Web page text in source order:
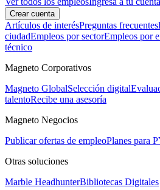
Crear cuenta
Artículos de interésPreguntas frecuentes
ciudadEmpleos por sectorEmpleos por
técnico
Magneto Corporativos
Magneto GlobalSelección digital
talentoRecibe una asesoría
Magneto Negocios
Publicar ofertas de empleoPlanes para
Otras soluciones
Marble HeadhunterBibliotecas Digitales